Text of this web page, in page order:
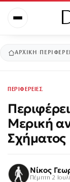
ΑΡΧΙΚΉ
ΠΕΡΙΦΕΡΕΙΕΣ
Μερική
Σχήματος
Νίκος
Πέμπτη 2